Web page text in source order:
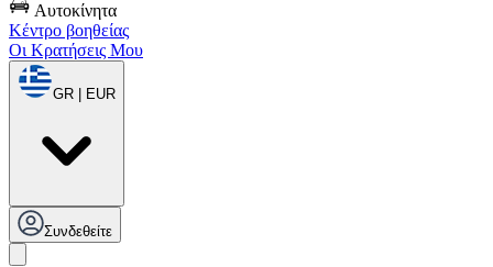
Αυτοκίνητα
Κέντρο βοηθείας
Οι Κρατήσεις Μου
GR | EUR
Συνδεθείτε